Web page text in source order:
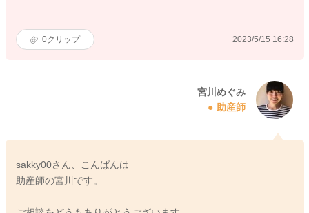
0クリップ 2023/5/15 16:28
宮川めぐみ
助産師
sakky00さん、こんばんは
助産師の宮川です。